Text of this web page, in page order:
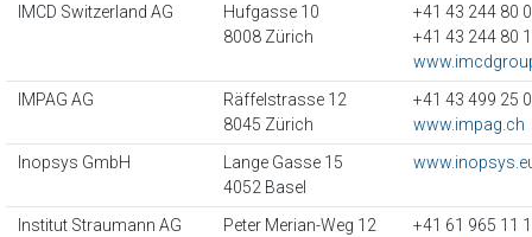
IMCD Switzerland AG
Hufgasse 10
8008 Zürich
+41 43 244 80
+41 43 244 80
IMPAG AG
Räffelstrasse 12
8045 Zürich
+41 43 499 25
www.impag.ch
Inopsys GmbH
Lange Gasse 15
4052 Basel
Institut Straumann AG
Peter Merian-Weg 12
+41 61 965 11